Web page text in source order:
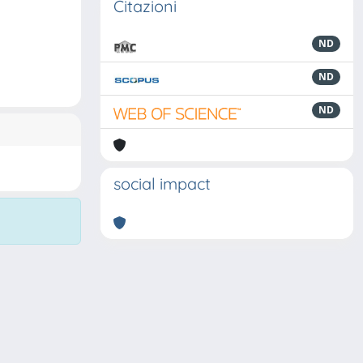
Citazioni
ND
ND
ND
social impact